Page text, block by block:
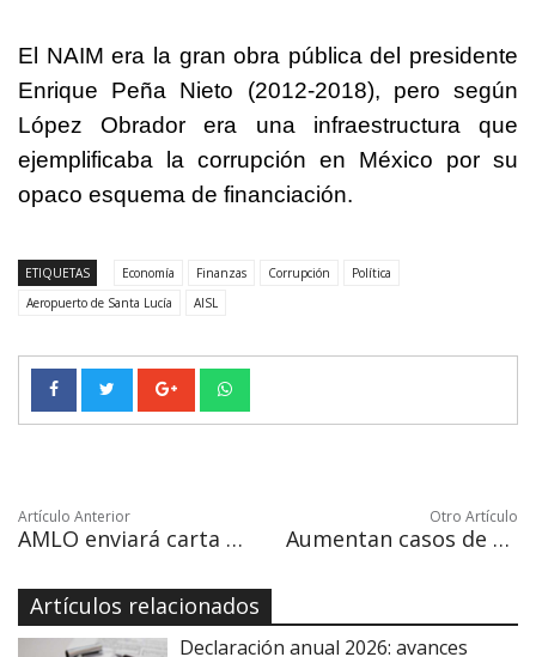
El NAIM era la gran obra pública del presidente
Enrique Peña Nieto (2012-2018), pero según
López Obrador era una infraestructura que
ejemplificaba la corrupción en México por su
opaco esquema de financiación.
ETIQUETAS Economía Finanzas Corrupción
Política
Aeropuerto de Santa Lucía
AISL
Artículo Anterior
AMLO enviará carta a Pelosi pidiendo ratificación del T-MEC
Otro Artículo
Aumentan casos de dengue en Baja California Sur
Artículos relacionados
Declaración anual 2026: avances